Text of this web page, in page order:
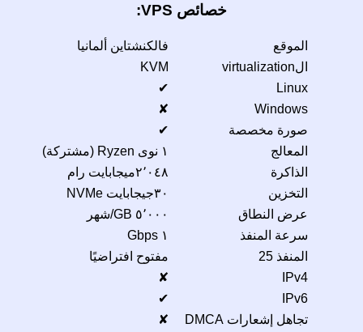
خصائص VPS:
الموقع
فالكنشتاين ألمانيا
الvirtualization
KVM
Linux
✔
Windows
✘
صورة مخصصة
✔
المعالج
١ نوى Ryzen (مشتركة)
الذاكرة
٢٬٠٤٨ميجابايت رام
التخزين
٣٠جيجابايت NVMe
عرض النطاق
٥٬٠٠٠ GB/شهر
سرعة المنفذ
١ Gbps
المنفذ 25
مفتوح افتراضيًا
IPv4
✘
IPv6
✔
تجاهل إشعارات DMCA
✘